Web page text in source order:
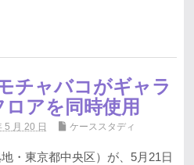
チャバコがギャラ
アを同時使用
5 月 20 日 ケーススタディ
・東京都中央区）が、5月21日